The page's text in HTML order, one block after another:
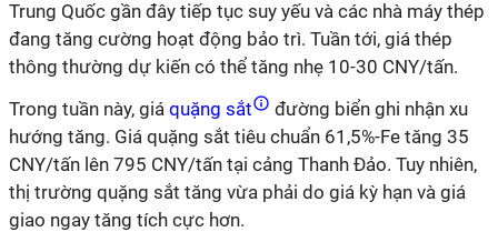
Trung Quốc gần đây tiếp tục suy yếu và các nhà máy thép
đang tăng cường hoạt động bảo trì. Tuần tới, giá thép
thông thường dự kiến ​​có thể tăng nhẹ 10-30 CNY/tấn.
Trong tuần này, giá quặng sắt
đường biển ghi nhận xu
hướng tăng. Giá quặng sắt tiêu chuẩn 61,5%-Fe tăng 35
CNY/tấn lên 795 CNY/tấn tại cảng Thanh Đảo. Tuy nhiên,
thị trường quặng sắt tăng vừa phải do giá kỳ hạn và giá
giao ngay tăng tích cực hơn.